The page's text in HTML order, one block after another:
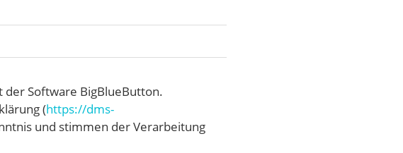
der Software BigBlueButton.
(https://dms-
und stimmen der Verarbeitung